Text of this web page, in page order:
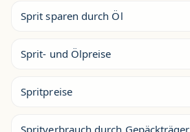
Sprit sparen durch Öl
Sprit- und Ölpreise
Spritpreise
Spritverbrauch durch Gepäckträger